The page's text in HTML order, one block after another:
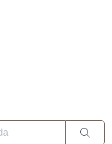
puedes utilizar